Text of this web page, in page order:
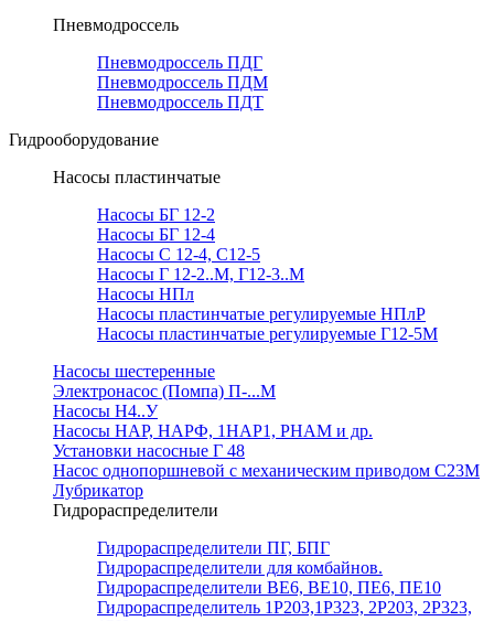
Пневмодроссель
Пневмодроссель ПДГ
Пневмодроссель ПДМ
Пневмодроссель ПДТ
Гидрооборудование
Насосы пластинчатые
Насосы БГ 12-2
Насосы БГ 12-4
Насосы С 12-4, С12-5
Насосы Г 12-2..М, Г12-3..М
Насосы НПл
Насосы пластинчатые регулируемые НПлР
Насосы пластинчатые регулируемые Г12-5М
Насосы шестеренные
Электронасос (Помпа) П-...М
Насосы Н4..У
Насосы НАР, НАРФ, 1НАР1, РНАМ и др.
Установки насосные Г 48
Насос однопоршневой с механическим приводом С23М
Лубрикатор
Гидрораспределители
Гидрораспределители ПГ, БПГ
Гидрораспределители для комбайнов.
Гидрораспределители ВЕ6, ВЕ10, ПЕ6, ПЕ10
Гидрораспределитель 1Р203,1Р323, 2Р203, 2Р323,